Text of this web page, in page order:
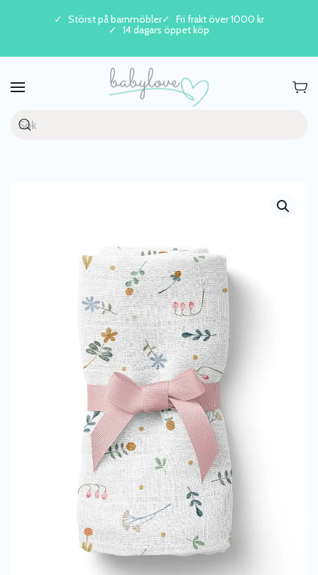
Skip to main content
Störst på barnmöbler
Fri frakt över 1000 kr
14 dagars öppet köp